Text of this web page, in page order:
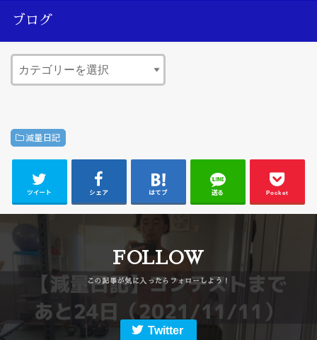
ブログ
減量日記
ツイート シェア はてブ 送る Pocket
FOLLOW
Twitter